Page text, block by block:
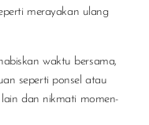
merayakan ulang
waktu bersama,
seperti ponsel atau
dan nikmati momen-